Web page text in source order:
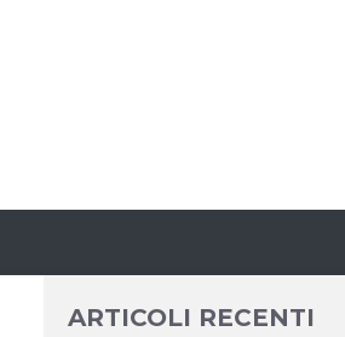
ARTICOLI RECENTI